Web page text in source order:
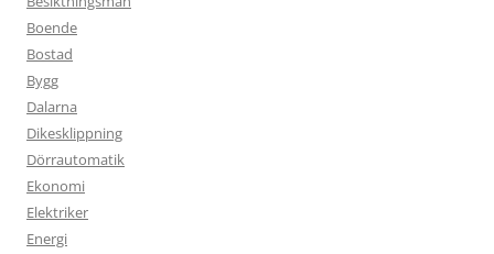
Boende
Bostad
Bygg
Dalarna
Dikesklippning
Dörrautomatik
Ekonomi
Elektriker
Energi